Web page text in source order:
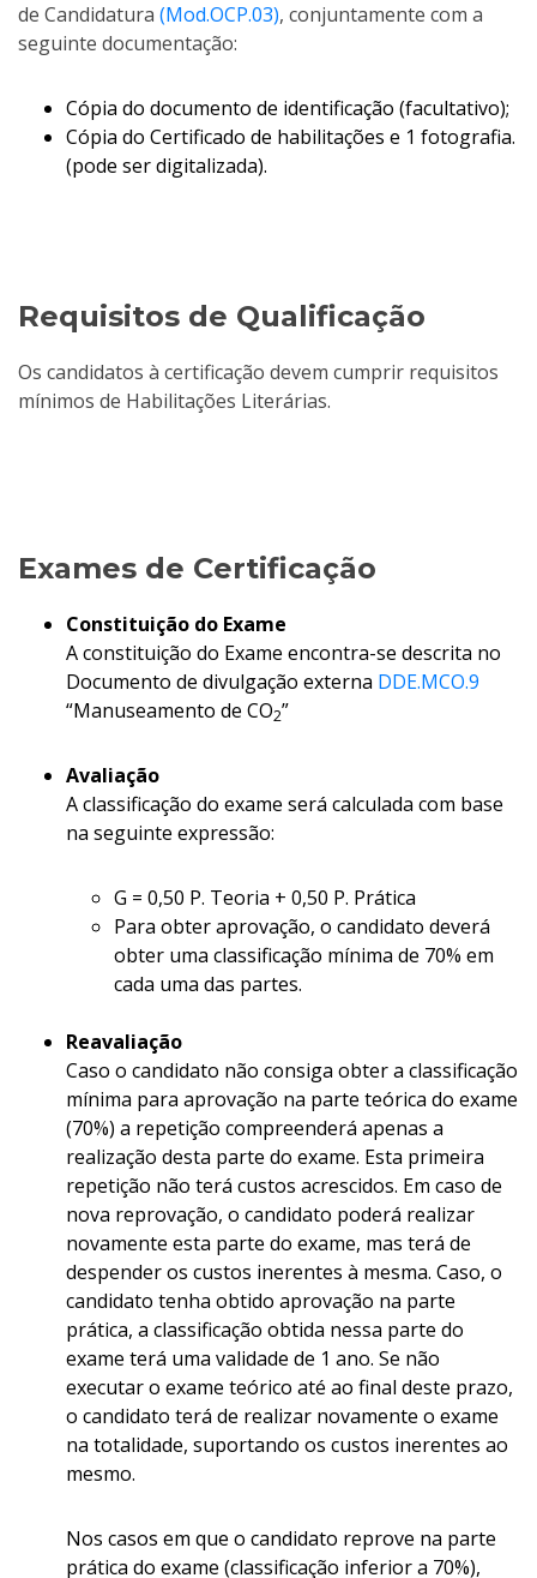
de Candidatura (Mod.OCP.03), conjuntamente com a
seguinte documentação:
Cópia do documento de identificação (facultativo);
Cópia do Certificado de habilitações e 1 fotografia.
(pode ser digitalizada).
Requisitos de Qualificação
Os candidatos à certificação devem cumprir requisitos
mínimos de Habilitações Literárias.
Exames de Certificação
Constituição do Exame
A constituição do Exame encontra-se descrita no
Documento de divulgação externa DDE.MCO.9
“Manuseamento de CO2”
Avaliação
A classificação do exame será calculada com base
na seguinte expressão:
G = 0,50 P. Teoria + 0,50 P. Prática
Para obter aprovação, o candidato deverá
obter uma classificação mínima de 70% em
cada uma das partes.
Reavaliação
Caso o candidato não consiga obter a classificação
mínima para aprovação na parte teórica do exame
(70%) a repetição compreenderá apenas a
realização desta parte do exame. Esta primeira
repetição não terá custos acrescidos. Em caso de
nova reprovação, o candidato poderá realizar
novamente esta parte do exame, mas terá de
despender os custos inerentes à mesma. Caso, o
candidato tenha obtido aprovação na parte
prática, a classificação obtida nessa parte do
exame terá uma validade de 1 ano. Se não
executar o exame teórico até ao final deste prazo,
o candidato terá de realizar novamente o exame
na totalidade, suportando os custos inerentes ao
mesmo.
Nos casos em que o candidato reprove na parte
prática do exame (classificação inferior a 70%),